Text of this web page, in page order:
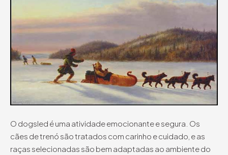
O dogsled é uma atividade emocionante e segura. Os
cães de trenó são tratados com carinho e cuidado, e as
raças selecionadas são bem adaptadas ao ambiente do